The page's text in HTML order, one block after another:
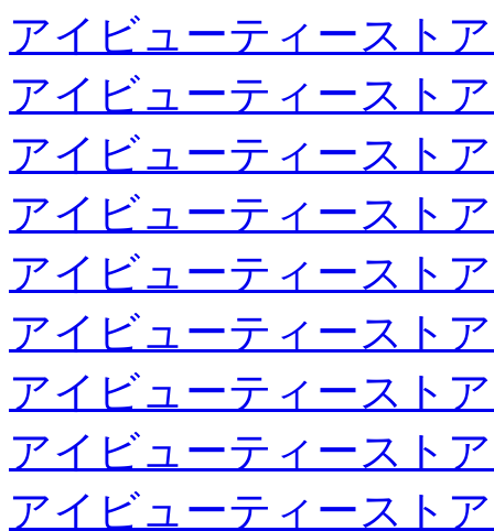
アイビューティースト
アイビューティースト
アイビューティースト
アイビューティースト
アイビューティースト
アイビューティースト
アイビューティースト
アイビューティースト
アイビューティースト